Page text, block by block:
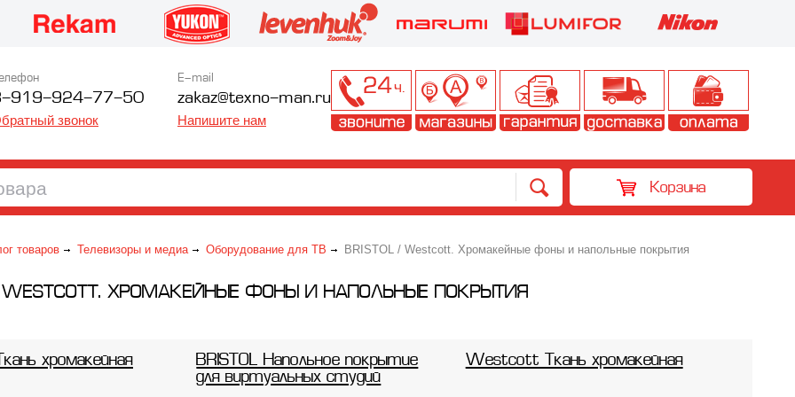
919-924-77-50
звонок
E-mail
zakaz@texno-man.ru
Напишите нам
Корзина
товаров Телевизоры и медиа Оборудование для ТВ BRISTOL / Westcott. Хромакейные фоны и напольные покрытия
WESTCOTT. ХРОМАКЕЙНЫЕ ФОНЫ И НАПОЛЬНЫЕ ПОКРЫТИЯ
хромакейная
BRISTOL Напольное покрытие
для виртуальных студий
Westcott Ткань хромакейная